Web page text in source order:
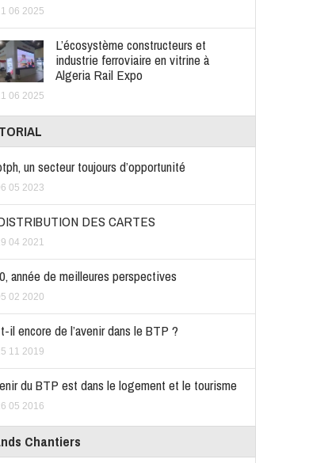
06 2025
L’écosystème constructeurs et
industrie ferroviaire en vitrine à
Algeria Rail Expo
06 2025
un secteur toujours d’opportunité
05 2023
DES CARTES
04 2021
année de meilleures perspectives
02 2020
t-il encore de l’avenir dans le BTP ?
11 2019
du BTP est dans le logement et le tourisme
05 2016
Chantiers